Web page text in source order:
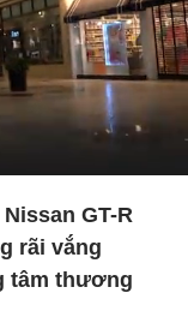
GT-R
rãi vắng
tâm thương